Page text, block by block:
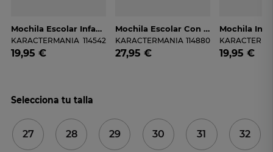
Mochila Escolar Infantil KARACTERMANIA 06780 Wish
KARACTERMANIA 114542
19,95 €
Mochila Escolar Con Ruedas Lilo&Stich De KARACTERMANIA 08536
KARACTERMANIA 114880
27,95 € 19,95 €
Selecciona tu talla
27 28 29 30 31 32